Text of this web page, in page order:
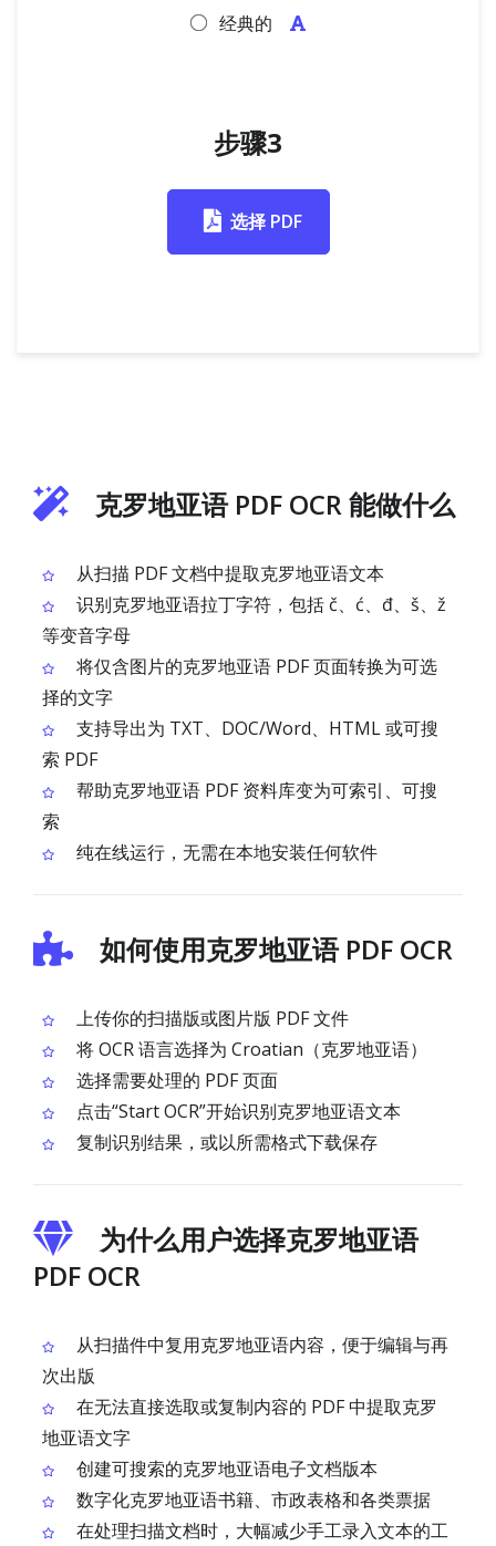
经典的
步骤3
选择 PDF
克罗地亚语 PDF OCR 能做什么
从扫描 PDF 文档中提取克罗地亚语文本
识别克罗地亚语拉丁字符，包括 č、ć、đ、š、ž
等变音字母
将仅含图片的克罗地亚语 PDF 页面转换为可选
择的文字
支持导出为 TXT、DOC/Word、HTML 或可搜
索 PDF
帮助克罗地亚语 PDF 资料库变为可索引、可搜
索
纯在线运行，无需在本地安装任何软件
如何使用克罗地亚语 PDF OCR
上传你的扫描版或图片版 PDF 文件
将 OCR 语言选择为 Croatian（克罗地亚语）
选择需要处理的 PDF 页面
点击“Start OCR”开始识别克罗地亚语文本
复制识别结果，或以所需格式下载保存
为什么用户选择克罗地亚语
PDF OCR
从扫描件中复用克罗地亚语内容，便于编辑与再
次出版
在无法直接选取或复制内容的 PDF 中提取克罗
地亚语文字
创建可搜索的克罗地亚语电子文档版本
数字化克罗地亚语书籍、市政表格和各类票据
在处理扫描文档时，大幅减少手工录入文本的工